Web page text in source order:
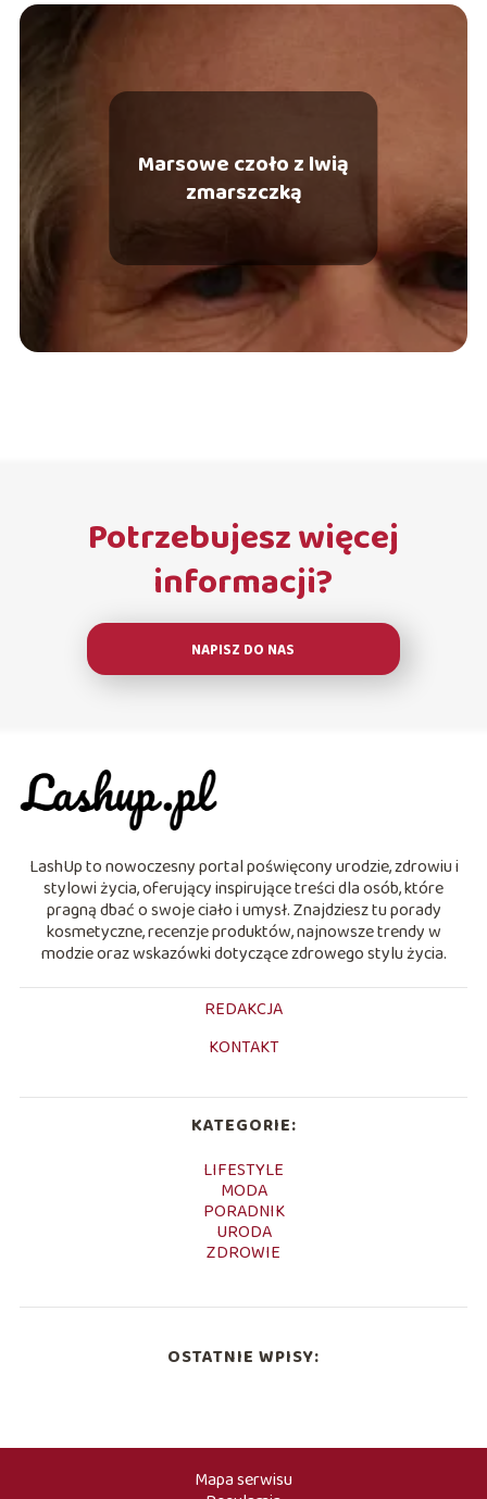
Marsowe czoło z lwią
zmarszczką
Potrzebujesz więcej
informacji?
NAPISZ DO NAS
LashUp to nowoczesny portal poświęcony urodzie, zdrowiu i
stylowi życia, oferujący inspirujące treści dla osób, które
pragną dbać o swoje ciało i umysł. Znajdziesz tu porady
kosmetyczne, recenzje produktów, najnowsze trendy w
modzie oraz wskazówki dotyczące zdrowego stylu życia.
REDAKCJA
KONTAKT
KATEGORIE:
LIFESTYLE
MODA
PORADNIK
URODA
ZDROWIE
OSTATNIE WPISY:
Mapa serwisu